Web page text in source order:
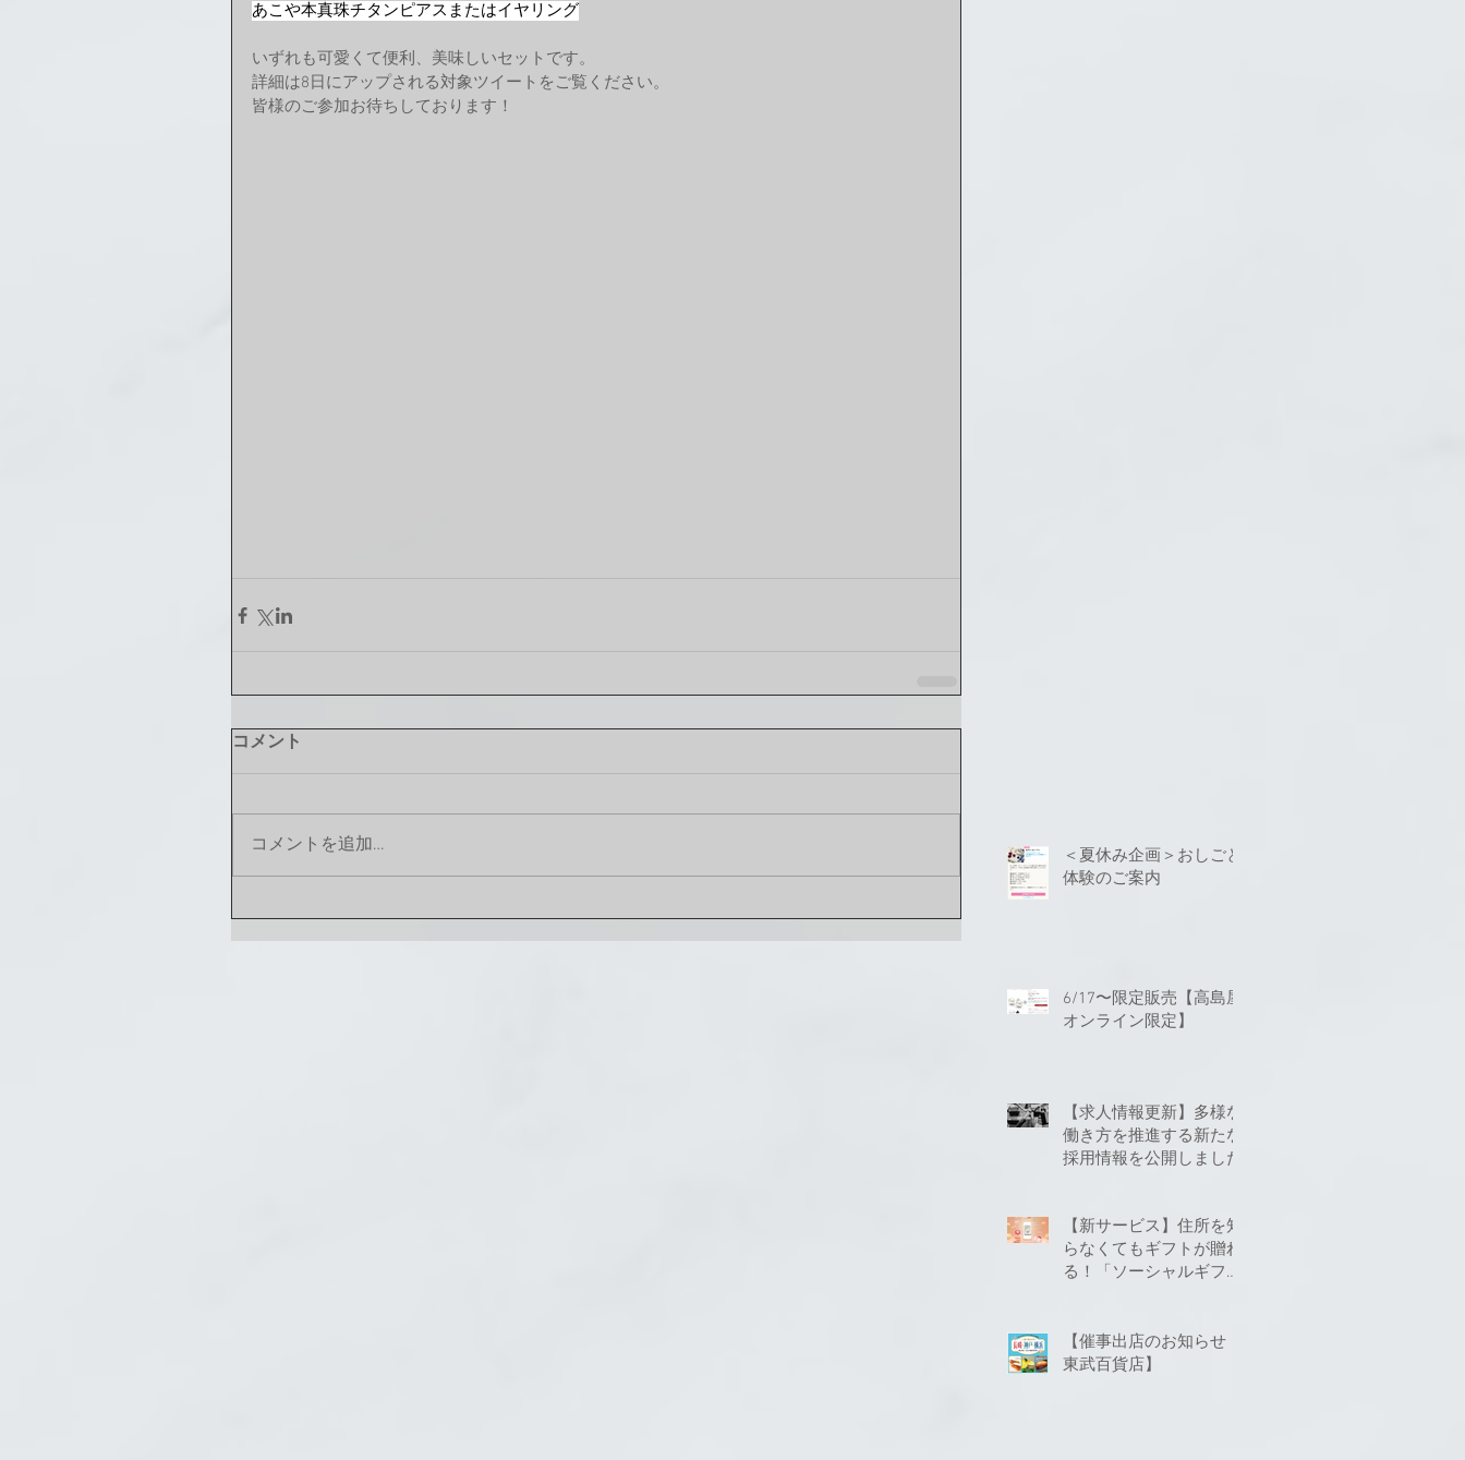
あこや本真珠チタンピアスまたはイヤリング
いずれも可愛くて便利、美味しいセットです。
詳細は8日にアップされる対象ツイートをご覧ください。
皆様のご参加お待ちしております！
コメント
コメントを追加…
＜夏休み企画＞おしごと
体験のご案内
6/17〜限定販売【高島屋
オンライン限定】
【求人情報更新】多様な
働き方を推進する新たな
採用情報を公開しました
【新サービス】住所を知
らなくてもギフトが贈れ
る！「ソーシャルギフ
【催事出店のお知らせ
東武百貨店】